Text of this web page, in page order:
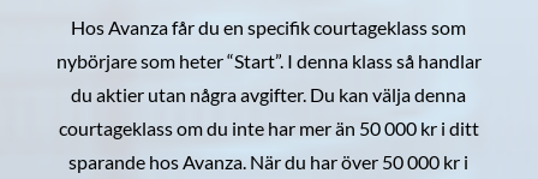
Hos Avanza får du en specifik courtageklass som
nybörjare som heter “Start”. I denna klass så handlar
du aktier utan några avgifter. Du kan välja denna
courtageklass om du inte har mer än 50 000 kr i ditt
sparande hos Avanza. När du har över 50 000 kr i